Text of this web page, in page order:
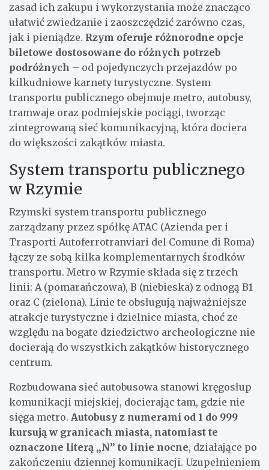
zasad ich zakupu i wykorzystania może znacząco
ułatwić zwiedzanie i zaoszczędzić zarówno czas,
jak i pieniądze. Rzym oferuje różnorodne opcje
biletowe dostosowane do różnych potrzeb
podróżnych – od pojedynczych przejazdów po
kilkudniowe karnety turystyczne. System
transportu publicznego obejmuje metro, autobusy,
tramwaje oraz podmiejskie pociągi, tworząc
zintegrowaną sieć komunikacyjną, która dociera
do większości zakątków miasta.
System transportu publicznego
w Rzymie
Rzymski system transportu publicznego
zarządzany przez spółkę ATAC (Azienda per i
Trasporti Autoferrotranviari del Comune di Roma)
łączy ze sobą kilka komplementarnych środków
transportu. Metro w Rzymie składa się z trzech
linii: A (pomarańczowa), B (niebieska) z odnogą B1
oraz C (zielona). Linie te obsługują najważniejsze
atrakcje turystyczne i dzielnice miasta, choć ze
względu na bogate dziedzictwo archeologiczne nie
docierają do wszystkich zakątków historycznego
centrum.
Rozbudowana sieć autobusowa stanowi kręgosłup
komunikacji miejskiej, docierając tam, gdzie nie
sięga metro. Autobusy z numerami od 1 do 999
kursują w granicach miasta, natomiast te
oznaczone literą „N” to linie nocne, działające po
zakończeniu dziennej komunikacji. Uzupełnieniem